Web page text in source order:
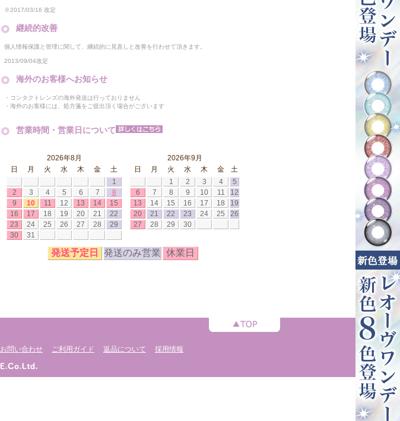
※2017/03/16 改定
継続的改善
個人情報保護と管理に関して、継続的に見直しと改善を行わせて頂きます。
2013/09/04改定
海外のお客様へお知らせ
・コンタクトレンズの海外発送は行っておりません
・海外のお客様には、処方箋をご提出頂く場合がございます
営業時間・営業日について
2026年8月
日
月 火 水 木 金
土
1
2
3 4 5 6 7
8
9
10 11 12 13 14
15
16
17 18 19 20 21
22
23
24 25 26 27 28
29
30
31
2026年9月
日
月 火 水 木 金
土
1
2 3 4
5
6
7 8 9 10 11
12
13
14 15 16 17 18
19
20
21 22 23 24 25
26
27
28 29 30
発送予定日 発送のみ営業 休業日
お問い合わせ ご利用ガイド 返品について 採用情報